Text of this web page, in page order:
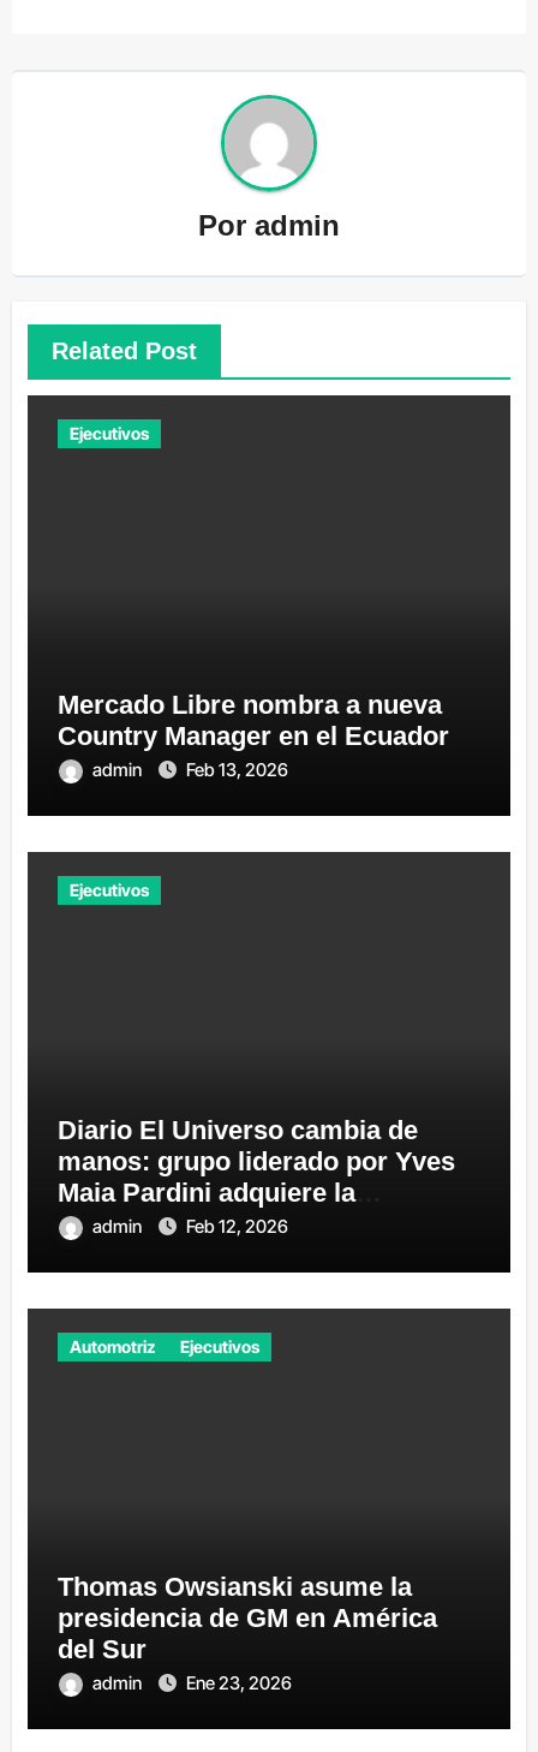
Por admin
Related Post
Ejecutivos
Mercado Libre nombra a nueva
Country Manager en el Ecuador
admin Feb 13, 2026
Ejecutivos
Diario El Universo cambia de
manos: grupo liderado por Yves
Maia Pardini adquiere la
participación de los hermanos
admin Feb 12, 2026
Automotriz Ejecutivos
Thomas Owsianski asume la
presidencia de GM en América
del Sur
admin Ene 23, 2026